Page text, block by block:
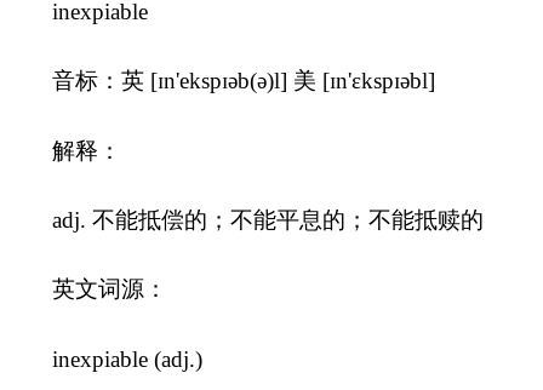
inexpiable
音标：英 [ɪn'ekspɪəb(ə)l] 美 [ɪn'ɛkspɪəbl]
解释：
adj. 不能抵偿的；不能平息的；不能抵赎的
英文词源：
inexpiable (adj.)